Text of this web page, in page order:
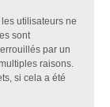
utilisateurs ne
sont
par un
raisons.
si cela a été